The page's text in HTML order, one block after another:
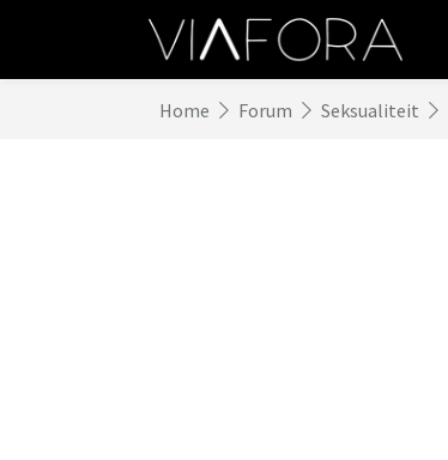
Home Forum Seksualiteit